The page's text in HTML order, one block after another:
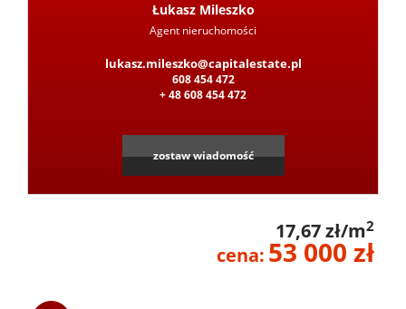
Danych
Leaflet
Łukasz Mileszko
Agent nieruchomości
lukasz.mileszko@capitalestate.pl
608 454 472
+ 48 608 454 472
zostaw wiadomość
17,67 zł/m2
cena: 53 000 zł